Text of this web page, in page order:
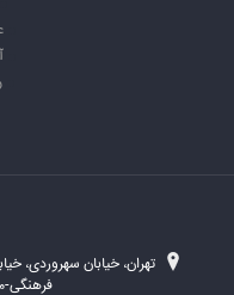
تهران، خیابان سهروردی،
فرهنگی-